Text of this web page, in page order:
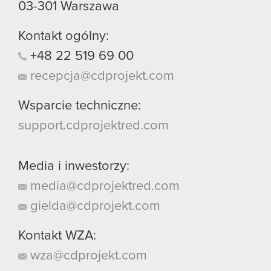
03-301 Warszawa
Kontakt ogólny:
+48 22 519 69 00
recepcja@cdprojekt.com
Wsparcie techniczne:
support.cdprojektred.com
Media i inwestorzy:
media@cdprojektred.com
gielda@cdprojekt.com
Kontakt WZA:
wza@cdprojekt.com